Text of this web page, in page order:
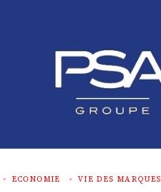
ECONOMIE VIE DES MARQUES